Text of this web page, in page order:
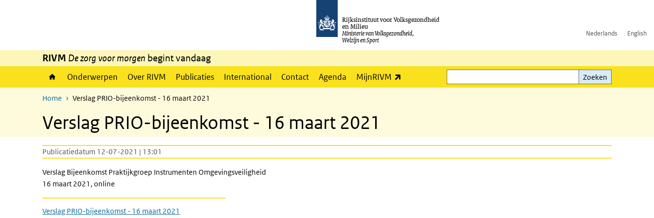
Rijksinstituut voor Volksgezondheid
en Milieu
Ministerie van Volksgezondheid,
Welzijn en Sport
Nederlands English
RIVM De zorg voor morgen begint vandaag
Onderwerpen Over RIVM Publicaties International Contact Agenda MijnRIVM
Zoeken
Zoeken
Home Verslag PRIO-bijeenkomst - 16 maart 2021
Verslag PRIO-bijeenkomst - 16 maart 2021
Publicatiedatum 12-07-2021 | 13:01
Verslag Bijeenkomst Praktijkgroep Instrumenten Omgevingsveiligheid
16 maart 2021, online
Verslag PRIO-bijeenkomst - 16 maart 2021